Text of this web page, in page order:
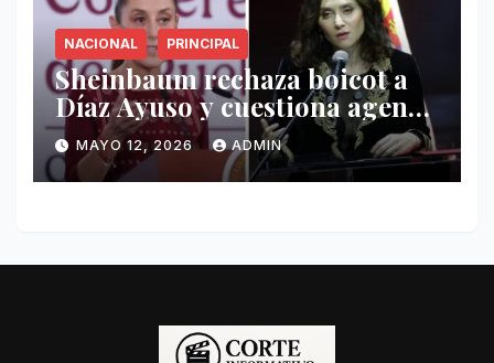
NACIONAL PRINCIPAL
Sheinbaum rechaza boicot a
Díaz Ayuso y cuestiona agenda
de funcionaria española
MAYO 12, 2026 ADMIN